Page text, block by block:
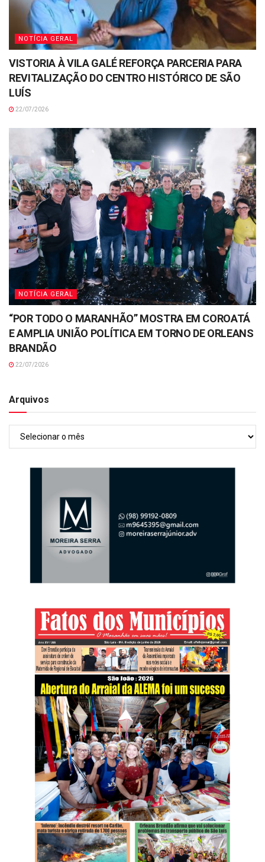
NOTÍCIA GERAL
VISTORIA À VILA GALÉ REFORÇA PARCERIA PARA
REVITALIZAÇÃO DO CENTRO HISTÓRICO DE SÃO
LUÍS
22/07/2026
NOTÍCIA GERAL
“POR TODO O MARANHÃO” MOSTRA EM COROATÁ
E AMPLIA UNIÃO POLÍTICA EM TORNO DE ORLEANS
BRANDÃO
22/07/2026
Arquivos
Arquivos